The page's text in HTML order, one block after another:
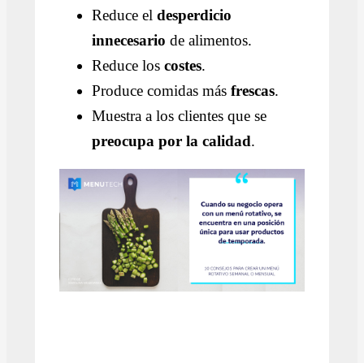
Reduce eldesperdicio
innecesario de alimentos.
Reduce loscostes.
Produce comidas másfrescas.
Muestra a los clientes que se
preocupa por la calidad.